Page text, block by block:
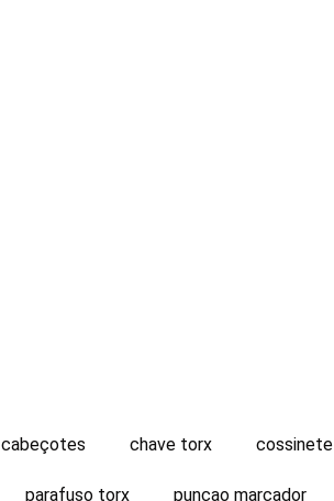
cabeçotes chave torx cossinete
parafuso torx punçao marcador